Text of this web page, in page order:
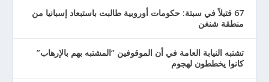
67 قتيلاً في سبتة: حكومات أوروبية طالبت باستبعاد إسبانيا من
منطقة شنغن
تشتبه النيابة العامة في أن الموقوفين “المشتبه بهم بالإرهاب”
كانوا يخططون لهجوم